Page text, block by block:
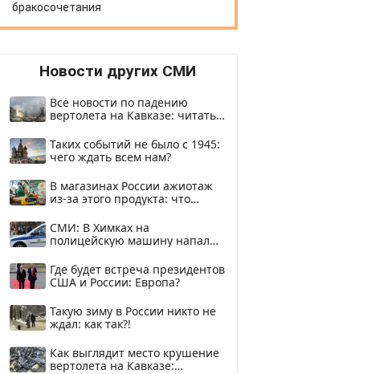
бракосочетания
Новости других СМИ
Все новости по падению
вертолета на Кавказе: читать
Таких событий не было с 1945:
чего ждать всем нам?
В магазинах России ажиотаж
из-за этого продукта: что
СМИ: В Химках на
полицейскую машину напали
Где будет встреча президентов
США и России: Европа?
Такую зиму в России никто не
ждал: как так?!
Как выглядит место крушение
вертолета на Кавказе: